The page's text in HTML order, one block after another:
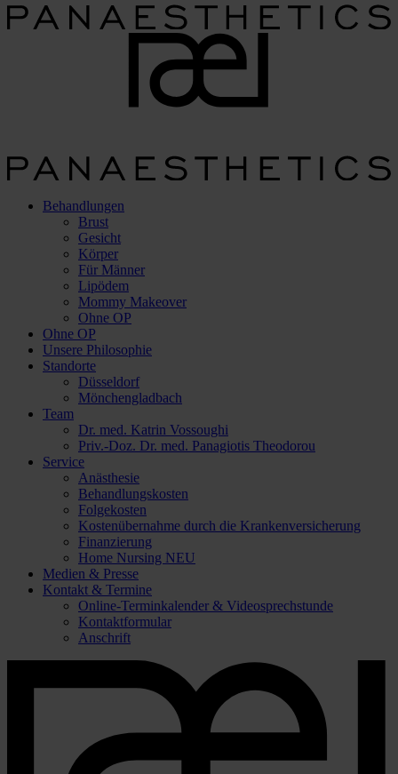
Behandlungen
Brust
Gesicht
Körper
Für Männer
Lipödem
Mommy Makeover
Ohne OP
Ohne OP
Unsere Philosophie
Standorte
Düsseldorf
Mönchengladbach
Team
Dr. med. Katrin Vossoughi
Priv.-Doz. Dr. med. Panagiotis Theodorou
Service
Anästhesie
Behandlungskosten
Folgekosten
Kostenübernahme durch die Krankenversicherung
Finanzierung
Home Nursing NEU
Medien & Presse
Kontakt & Termine
Online-Terminkalender & Videosprechstunde
Kontaktformular
Anschrift